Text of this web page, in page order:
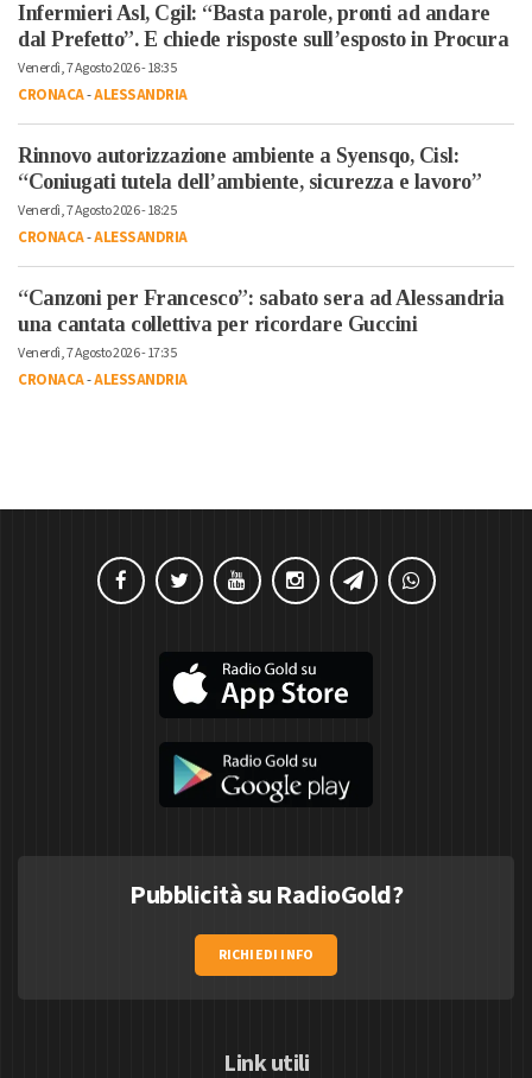
Infermieri Asl, Cgil: “Basta parole, pronti ad andare
dal Prefetto”. E chiede risposte sull’esposto in Procura
Venerdì, 7 Agosto 2026 - 18:35
CRONACA-ALESSANDRIA
Rinnovo autorizzazione ambiente a Syensqo, Cisl:
“Coniugati tutela dell’ambiente, sicurezza e lavoro”
Venerdì, 7 Agosto 2026 - 18:25
CRONACA-ALESSANDRIA
“Canzoni per Francesco”: sabato sera ad Alessandria
una cantata collettiva per ricordare Guccini
Venerdì, 7 Agosto 2026 - 17:35
CRONACA-ALESSANDRIA
Pubblicità su RadioGold?
RICHIEDI INFO
Link utili